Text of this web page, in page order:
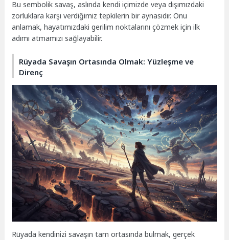
Bu sembolik savaş, aslında kendi içimizde veya dışımızdaki
zorluklara karşı verdiğimiz tepkilerin bir aynasıdır. Onu
anlamak, hayatımızdaki gerilim noktalarını çözmek için ilk
adımı atmamızı sağlayabilir.
Rüyada Savaşın Ortasında Olmak: Yüzleşme ve
Direnç
Rüyada kendinizi savaşın tam ortasında bulmak, gerçek